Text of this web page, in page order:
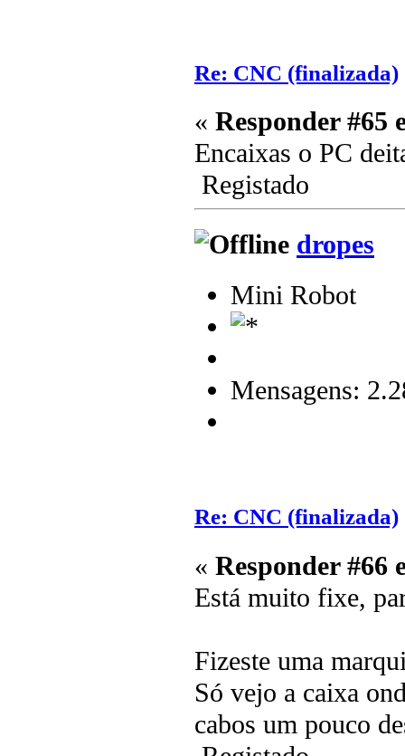
Re: CNC (finalizada)
« Responder #65
Encaixas o PC
Registado
dropes
Mini Robot
Mensagens:
Re: CNC (finalizada)
« Responder #66
Está muito fixe,
Fizeste uma
Só vejo a caixa
cabos um pouco